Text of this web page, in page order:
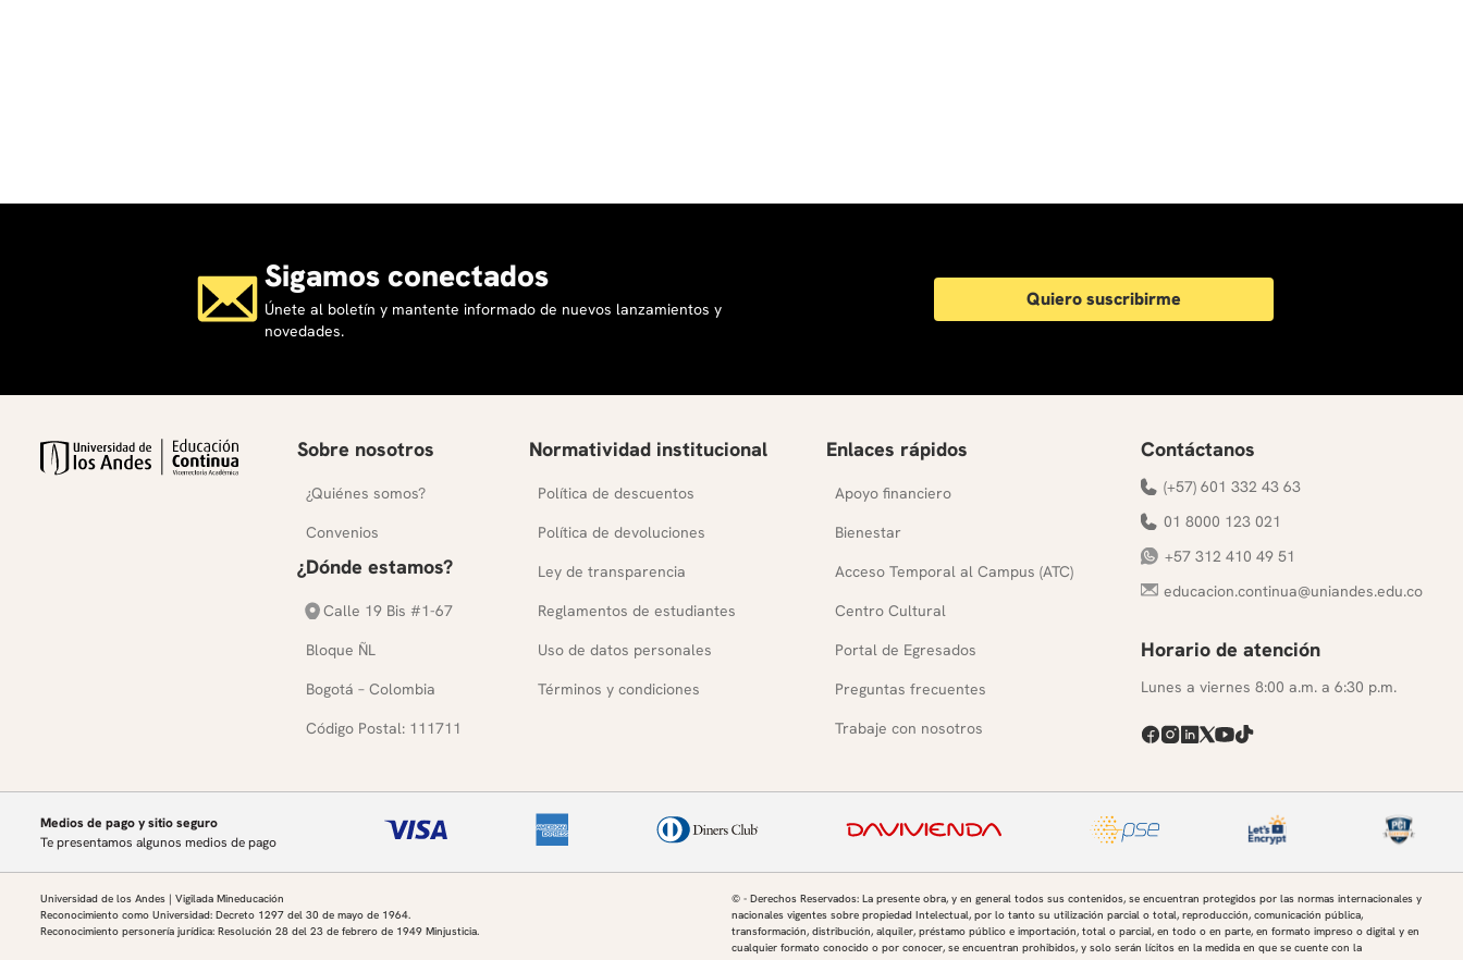
Sigamos conectados
Únete al boletín y mantente informado de nuevos lanzamientos y
novedades.
Quiero suscribirme
Sobre nosotros
¿Quiénes somos?
Convenios
¿Dónde estamos?
Calle 19 Bis #1-67
Bloque ÑL
Bogotá – Colombia
Código Postal: 111711
Normatividad institucional
Política de descuentos
Política de devoluciones
Ley de transparencia
Reglamentos de estudiantes
Uso de datos personales
Términos y condiciones
Enlaces rápidos
Apoyo financiero
Bienestar
Acceso Temporal al Campus (ATC)
Centro Cultural
Portal de Egresados
Preguntas frecuentes
Trabaje con nosotros
Contáctanos
(+57) 601 332 43 63
01 8000 123 021
+57 312 410 49 51
educacion.continua@uniandes.edu.co
Horario de atención
Lunes a viernes 8:00 a.m. a 6:30 p.m.
Medios de pago y sitio seguro
Te presentamos algunos medios de pago
Universidad de los Andes | Vigilada Mineducación
Reconocimiento como Universidad: Decreto 1297 del 30 de mayo de 1964.
Reconocimiento personería jurídica: Resolución 28 del 23 de febrero de 1949 Minjusticia.
© - Derechos Reservados: La presente obra, y en general todos sus contenidos, se encuentran protegidos por las normas internacionales y
nacionales vigentes sobre propiedad Intelectual, por lo tanto su utilización parcial o total, reproducción, comunicación pública,
transformación, distribución, alquiler, préstamo público e importación, total o parcial, en todo o en parte, en formato impreso o digital y en
cualquier formato conocido o por conocer, se encuentran prohibidos, y solo serán lícitos en la medida en que se cuente con la